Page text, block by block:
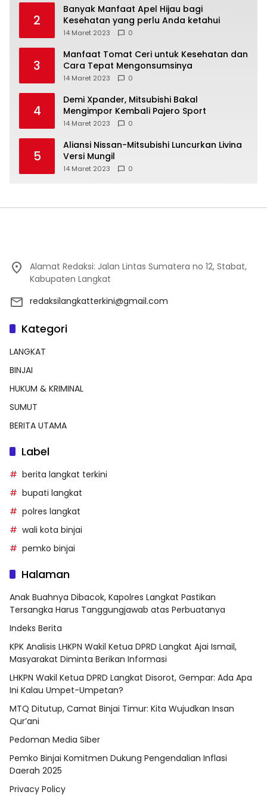
2
Banyak Manfaat Apel Hijau bagi
Kesehatan yang perlu Anda ketahui
14 Maret 2023 0
3
Manfaat Tomat Ceri untuk Kesehatan dan
Cara Tepat Mengonsumsinya
14 Maret 2023 0
4
Demi Xpander, Mitsubishi Bakal
Mengimpor Kembali Pajero Sport
14 Maret 2023 0
5
Aliansi Nissan-Mitsubishi Luncurkan Livina
Versi Mungil
14 Maret 2023 0
Alamat Redaksi: Jalan Lintas Sumatera no 12, Stabat,
Kabupaten Langkat
redaksilangkatterkini@gmail.com
Kategori
LANGKAT
BINJAI
HUKUM & KRIMINAL
SUMUT
BERITA UTAMA
Label
berita langkat terkini
bupati langkat
polres langkat
wali kota binjai
pemko binjai
Halaman
Anak Buahnya Dibacok, Kapolres Langkat Pastikan
Tersangka Harus Tanggungjawab atas Perbuatanya
Indeks Berita
KPK Analisis LHKPN Wakil Ketua DPRD Langkat Ajai Ismail,
Masyarakat Diminta Berikan Informasi
LHKPN Wakil Ketua DPRD Langkat Disorot, Gempar: Ada Apa
Ini Kalau Umpet-Umpetan?
MTQ Ditutup, Camat Binjai Timur: Kita Wujudkan Insan
Qur’ani
Pedoman Media Siber
Pemko Binjai Komitmen Dukung Pengendalian Inflasi
Daerah 2025
Privacy Policy